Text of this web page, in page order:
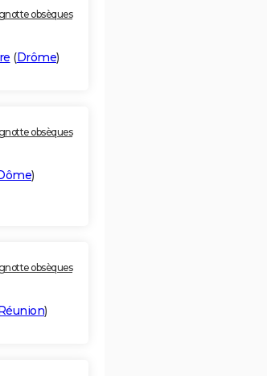
obsèques
(Drôme)
obsèques
)
obsèques
)